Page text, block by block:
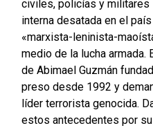
civiles, policías y militares
interna desatada en el
«marxista-leninista-
medio de la lucha
de Abimael Guzmán
preso desde 1992 y
líder terrorista genocida.
estos antecedentes por